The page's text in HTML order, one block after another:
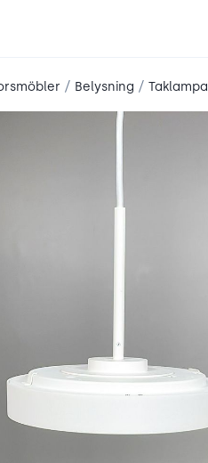
/ Belysning / Taklampa